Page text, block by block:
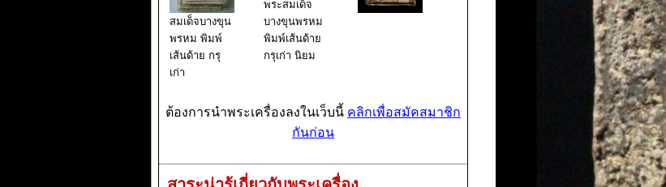
สมเด็จบางขุน
พรหม พิมพ์
เส้นด้าย กรุ
เก่า
พระสมเด็จ
บางขุนพรหม
พิมพ์เส้นด้าย
กรุเก่า นิยม
ต้องการนำพระเครื่องลงในเว็บนี้ คลิกเพื่อสมัคสมาชิก
กันก่อน